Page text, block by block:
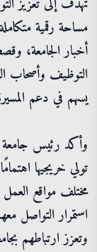
تهدف إلى تعزيز
مساحة رقمية
أخبار الجامعة،
التوظيف وأصحاب
يسهم في دعم
وأكد رئيس جامعة
تولي خريجيها
مختلف مواقع
استمرار التواصل
وتعزز ارتباطهم